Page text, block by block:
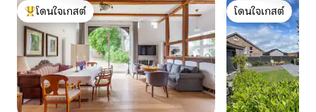
โดนใจเกสต์ที่สุด
โดนใจเกสต์
โดนใจเกสต์
โดนใจเกสต์